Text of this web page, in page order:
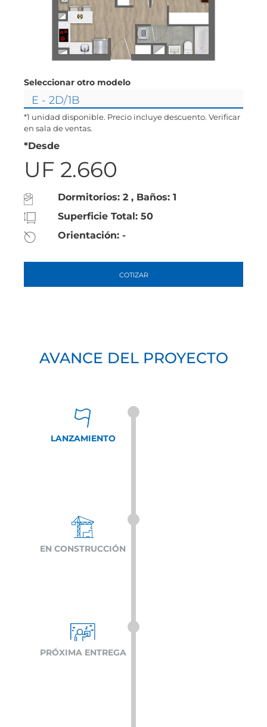
Seleccionar otro modelo
*1 unidad disponible. Precio incluye descuento. Verificar
en sala de ventas.
*Desde
UF 2.660
Dormitorios: 2 , Baños: 1
Superficie Total: 50
Orientación: -
COTIZAR
AVANCE DEL PROYECTO
LANZAMIENTO
EN CONSTRUCCIÓN
PRÓXIMA ENTREGA